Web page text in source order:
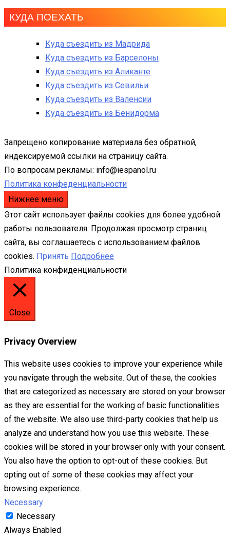
КУДА ПОЕХАТЬ
Куда съездить из Мадрида
Куда съездить из Барселоны
Куда съездить из Аликанте
Куда съездить из Севильи
Куда съездить из Валенсии
Куда съездить из Бенидорма
Запрещено копирование материала без обратной,
индексируемой ссылки на страницу сайта.
По вопросам рекламы: info@iespanol.ru
Политика конфеденциальности
Нижнее меню
Этот сайт использует файлы cookies для более удобной
работы пользователя. Продолжая просмотр страниц
сайта, вы соглашаетесь с использованием файлов
cookies. Принять Подробнее
Политика конфиденциальности
Close
Privacy Overview
This website uses cookies to improve your experience while
you navigate through the website. Out of these, the cookies
that are categorized as necessary are stored on your browser
as they are essential for the working of basic functionalities
of the website. We also use third-party cookies that help us
analyze and understand how you use this website. These
cookies will be stored in your browser only with your consent.
You also have the option to opt-out of these cookies. But
opting out of some of these cookies may affect your
browsing experience.
Necessary
Necessary
Always Enabled